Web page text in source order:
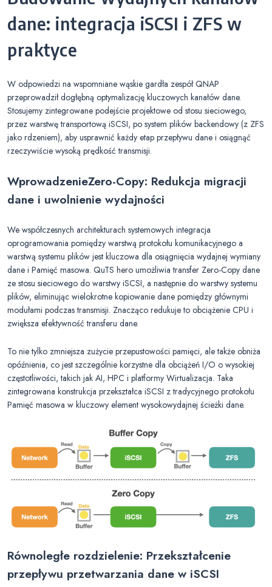
dane: integracja iSCSI i ZFS w
praktyce
W odpowiedzi na wspomniane wąskie gardła zespół QNAP
przeprowadził dogłębną optymalizację kluczowych kanałów dane.
Stosujemy zintegrowane podejście projektowe od stosu sieciowego,
przez warstwę transportową iSCSI, po system plików backendowy (z ZFS
jako rdzeniem), aby usprawnić każdy etap przepływu dane i osiągnąć
rzeczywiście wysoką prędkość transmisji.
WprowadzenieZero-Copy: Redukcja migracji
dane i uwolnienie wydajności
We współczesnych architekturach systemowych integracja
oprogramowania pomiędzy warstwą protokołu komunikacyjnego a
warstwą systemu plików jest kluczowa dla osiągnięcia wydajnej wymiany
dane i Pamięć masowa. QuTS hero umożliwia transfer Zero-Copy dane
ze stosu sieciowego do warstwy iSCSI, a następnie do warstwy systemu
plików, eliminując wielokrotne kopiowanie dane pomiędzy głównymi
modułami podczas transmisji. Znacząco redukuje to obciążenie CPU i
zwiększa efektywność transferu dane.
To nie tylko zmniejsza zużycie przepustowości pamięci, ale także obniża
opóźnienia, co jest szczególnie korzystne dla obciążeń I/O o wysokiej
częstotliwości, takich jak AI, HPC i platformy Wirtualizacja. Taka
zintegrowana konstrukcja przekształca iSCSI z tradycyjnego protokołu
Pamięć masowa w kluczowy element wysokowydajnej ścieżki dane.
Równoległe rozdzielenie: Przekształcenie
przepływu przetwarzania dane w iSCSI